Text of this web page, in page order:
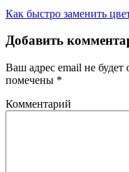
Как быстро заменить
Добавить
Ваш адрес email не будет
помечены *
Комментарий